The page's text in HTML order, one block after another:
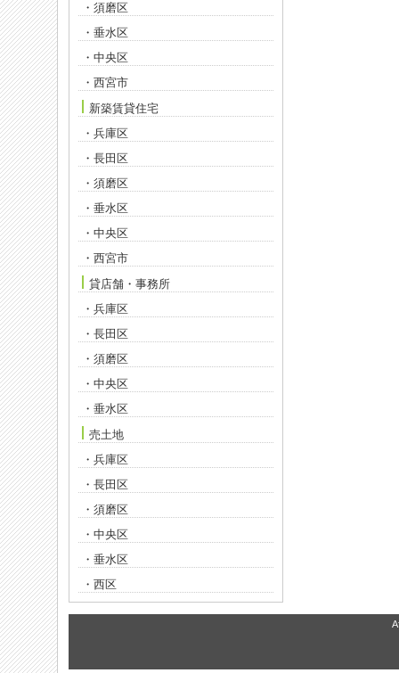
・須磨区
・垂水区
・中央区
・西宮市
新築賃貸住宅
・兵庫区
・長田区
・須磨区
・垂水区
・中央区
・西宮市
貸店舗・事務所
・兵庫区
・長田区
・須磨区
・中央区
・垂水区
売土地
・兵庫区
・長田区
・須磨区
・中央区
・垂水区
・西区